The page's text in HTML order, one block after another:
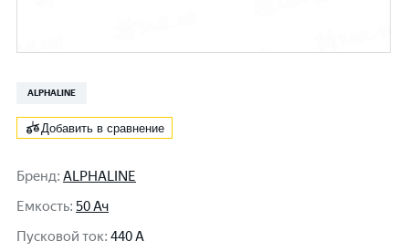
ALPHALINE
Добавить в сравнение
Бренд: ALPHALINE
Емкость: 50 Ач
Пусковой ток: 440 A